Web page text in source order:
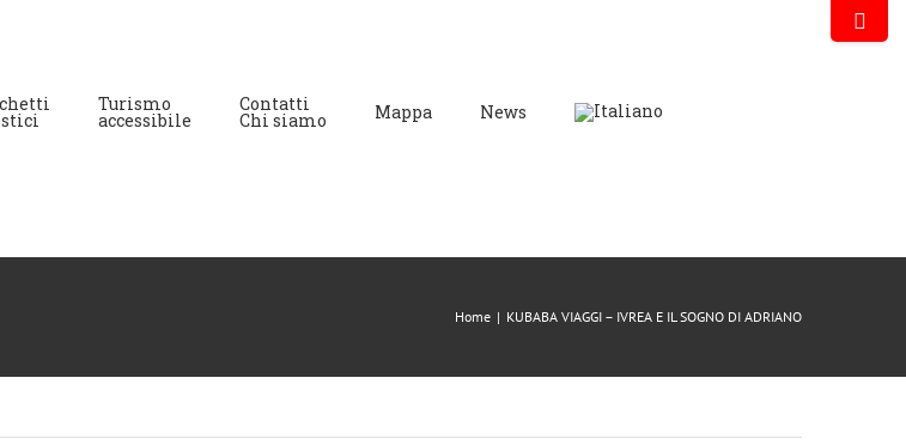
Turismo
accessibile
Contatti
Chi siamo Mappa News
Home | KUBABA VIAGGI – IVREA E IL SOGNO DI ADRIANO